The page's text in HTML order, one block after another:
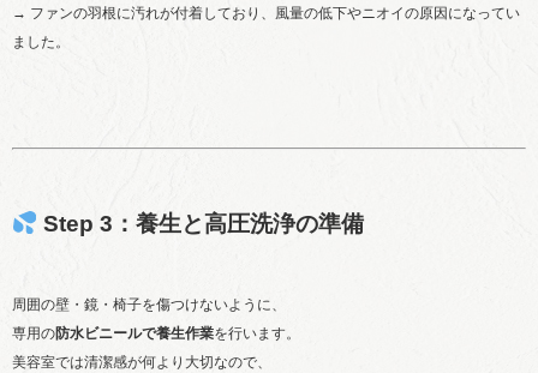
→ ファンの羽根に汚れが付着しており、風量の低下やニオイの原因になってい
ました。
Step 3：養生と高圧洗浄の準備
周囲の壁・鏡・椅子を傷つけないように、
専用の防水ビニールで養生作業を行います。
美容室では清潔感が何より大切なので、